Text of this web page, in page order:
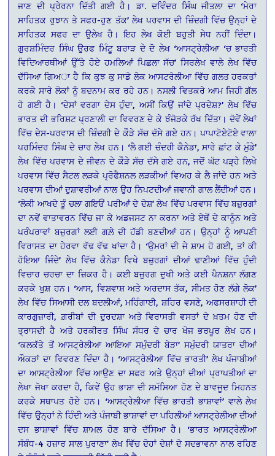
ਜਾਣ ਦੀ ਪ੍ਰੇਰਨਾ ਦਿੱਤੀ ਗਈ ਹੈ। ਡਾ. ਦਵਿੰਦਰ ਸਿੰਘ ਜੀਤਲਾ ਦਾ ‘ਮੇਰਾ
ਸਾਹਿਤਕ ਰੁਝਾਨ ਤੇ ਸਫਰ-ਹੁਣ ਤੱਕ’ ਲੇਖ ਪਰਵਾਸ ਦੀ ਜ਼ਿੰਦਗੀ ਵਿੱਚ ਉਨ੍ਹਾਂ ਦੇ
ਸਾਹਿਤਕ ਸਫਰ ਦਾ ਉਲੇਖ ਹੈ। ਇਹ ਲੇਖ ਕੋਈ ਬਹੁਤੀ ਸੇਧ ਨਹੀਂ ਦਿੰਦਾ।
ਗੁਰਸ਼ਮਿੰਦਰ ਸਿੰਘ ਉਰਫ ਮਿੰਟੂ ਬਰਾੜ ਦੇ ਦੋ ਲੇਖ ‘ਆਸਟ੍ਰੇਲੀਆ ‘ਚ ਭਾਰਤੀ
ਵਿਦਿਆਰਥੀਆਂ ਉੱਤੇ ਹੋਏ ਹਮਲਿਆਂ ਪਿਛਲਾ ਸੱਚ’ ਸਿਰਲੇਖ ਵਾਲੇ ਲੇਖ ਵਿੱਚ
ਦੱਸਿਆ ਗਿਅਾ ਹੈ ਕਿ ਕੁਝ ਕੁ ਸਾਡੇ ਲੋਕ ਆਸਟਰੇਲੀਆ ਵਿੱਚ ਗਲਤ ਹਰਕਤਾਂ
ਕਰਕੇ ਸਾਰੇ ਲੋਕਾਂ ਨੂੰ ਬਦਨਾਮ ਕਰ ਰਹੇ ਹਨ। ਨਸਲੀ ਵਿਤਕਰੇ ਆਮ ਜਿਹੀ ਗੱਲ
ਹੋ ਗਈ ਹੈ। ‘ਦੇਸਾਂ ਵਰਗਾ ਦੇਸ ਹੁੰਦਾ, ਅਸੀਂ ਕਿਉਂ ਜਾਂਦੇ ਪ੍ਰਦੇਸ਼?’ ਲੇਖ ਵਿੱਚ
ਭਾਰਤ ਦੀ ਭਰਿਸ਼ਟ ਪ੍ਰਣਾਲੀ ਦਾ ਵਿਵਰਣ ਦੇ ਕੇ ਝੰਜੋੜਕੇ ਰੱਖ ਦਿੱਤਾ। ਦੋਵੇਂ ਲੇਖਾਂ
ਵਿੱਚ ਦੇਸ-ਪਰਵਾਸ ਦੀ ਜ਼ਿੰਦਗੀ ਦੇ ਕੌੜੇ ਸੱਚ ਦੱਸੇ ਗਏ ਹਨ। ਪਾਪਾਟੋਏਟੋਏ ਵਾਲਾ
ਪਰਮਿੰਦਰ ਸਿੰਘ ਦੇ ਚਾਰ ਲੇਖ ਹਨ। ‘ਲੈ ਗਈ ਚੰਦਰੀ ਕੈਨੇਡਾ, ਸਾਰੇ ਛਾਂਟ ਕੇ ਮੁੰਡੇ’
ਲੇਖ ਵਿੱਚ ਪਰਵਾਸ ਦੇ ਜੀਵਨ ਦੇ ਕੌੜੇ ਸੱਚ ਦੱਸੇ ਗਏ ਹਨ, ਜਦੋਂ ਘੱਟ ਪੜ੍ਹੇ ਲਿਖੇ
ਪਰਵਾਸ ਵਿੱਚ ਸੈਟਲ ਲੜਕੇ ਪ੍ਰੋਫੈਸ਼ਨਲ ਲੜਕੀਆਂ ਵਿਅਹ ਕੇ ਲੈ ਜਾਂਦੇ ਹਨ ਅਤੇ
ਪਰਵਾਸ ਦੀਆਂ ਦੁਸ਼ਾਵਰੀਆਂ ਨਾਲ ਉਹ ਨਿਪਟਦੀਆਂ ਜਵਾਨੀ ਗਾਲ ਲੈਂਦੀਆਂ ਹਨ।
‘ਲੋਕੀ ਆਖਦੇ ਤੂੰ ਚਲਾ ਗਇਓਂ ਪਰੀਆਂ ਦੇ ਦੇਸ਼’ ਲੇਖ ਵਿੱਚ ਪਰਵਾਸ ਵਿੱਚ ਬਜ਼ੁਰਗਾਂ
ਦਾ ਨਵੇਂ ਵਾਤਾਵਰਨ ਵਿੱਚ ਜਾ ਕੇ ਅਡਜਸਟ ਨਾ ਕਰਨਾ ਅਤੇ ਏਥੋਂ ਦੇ ਕਾਨੂੰਨ ਅਤੇ
ਪਰੰਪਰਾਵਾਂ ਬਜ਼ੁਰਗਾਂ ਲਈ ਗਲ਼ੇ ਦੀ ਹੱਡੀ ਬਣਦੀਆਂ ਹਨ। ਉਨ੍ਹਾਂ ਨੂੰ ਆਪਣੀ
ਵਿਰਾਸਤ ਦਾ ਹੇਰਵਾ ਵੱਢ ਵੱਢ ਖਾਂਦਾ ਹੈ। ‘ਉਮਰਾਂ ਦੀ ਜੇ ਸ਼ਾਮ ਹੋ ਗਈ, ਤਾਂ ਕੀ
ਹੋਇਆ ਜਿੰਦੇ’ ਲੇਖ ਵਿੱਚ ਕੈਨੇਡਾ ਵਿਖੇ ਬਜ਼ੁਰਗਾਂ ਦੀਆਂ ਢਾਣੀਆਂ ਵਿੱਚ ਹੁੰਦੀ
ਵਿਚਾਰ ਚਰਚਾ ਦਾ ਜ਼ਿਕਰ ਹੈ। ਕਈ ਬਜ਼ੁਰਗ ਦੁਖੀ ਅਤੇ ਕਈ ਪੈਨਸ਼ਨਾ ਲੱਗਣ
ਕਰਕੇ ਖੁਸ਼ ਹਨ। ‘ਆਸ, ਵਿਸ਼ਵਾਸ਼ ਅਤੇ ਅਰਦਾਸ ਤੱਕ, ਸੀਮਤ ਹੋਣ ਲੱਗੇ ਲੋਕ’
ਲੇਖ ਵਿੱਚ ਸਿਆਸੀ ਦਲ ਬਦਲੀਆਂ, ਮਹਿੰਗਾਈ, ਸ਼ਹਿਰ ਵਸਣੇ, ਅਫਸਰਸ਼ਾਹੀ ਦੀ
ਕਾਰਗੁਜ਼ਾਰੀ, ਗ਼ਰੀਬਾਂ ਦੀ ਦੁਰਦਸ਼ਾ ਅਤੇ ਵਿਰਾਸਤੀ ਵਸਤਾਂ ਦੇ ਖ਼ਤਮ ਹੋਣ ਦੀ
ਤ੍ਰਾਸਦੀ ਹੈ ਅਤੇ ਹਰਕੀਰਤ ਸਿੰਘ ਸੰਧਰ ਦੇ ਚਾਰ ਖੋਜ ਭਰਪੂਰ ਲੇਖ ਹਨ।
‘ਕਲਕੱਤੇ ਤੋਂ ਆਸਟ੍ਰੇਲੀਆ ਆਇਆ ਸਮੁੰਦਰੀ ਬੇੜਾ’ ਸਮੁੰਦਰੀ ਯਾਤਰਾ ਦੀਆਂ
ਔਕੜਾਂ ਦਾ ਵਿਵਰਣ ਦਿੰਦਾ ਹੈ। ‘ਆਸਟ੍ਰੇਲੀਆ ਵਿੱਚ ਭਾਰਤੀ’ ਲੇਖ ਪੰਜਾਬੀਆਂ
ਦਾ ਆਸਟ੍ਰੇਲੀਆ ਵਿੱਚ ਆਉਣ ਦਾ ਸਫਰ ਅਤੇ ਉਨ੍ਹਾਂ ਦੀਆਂ ਪ੍ਰਾਪਤੀਆਂ ਦਾ
ਲੇਖਾ ਜੋਖਾ ਕਰਦਾ ਹੈ, ਕਿਵੇਂ ਉਹ ਭਾਸ਼ਾ ਦੀ ਸਮੱਸਿਆ ਹੋਣ ਦੇ ਬਾਵਜੂਦ ਮਿਹਨਤ
ਕਰਕੇ ਸਥਾਪਤ ਹੋਏ ਹਨ। ‘ਆਸਟ੍ਰੇਲੀਆ ਵਿੱਚ ਭਾਰਤੀ ਭਾਸ਼ਾਵਾਂ’ ਵਾਲੇ ਲੇਖ
ਵਿੱਚ ਉਨ੍ਹਾਂ ਨੇ ਹਿੰਦੀ ਅਤੇ ਪੰਜਾਬੀ ਭਾਸ਼ਾਵਾਂ ਦਾ ਪਹਿਲੀਆਂ ਆਸਟ੍ਰੇਲੀਆ ਦੀਆਂ
ਦਸ ਭਾਸ਼ਾਵਾਂ ਵਿੱਚ ਸ਼ਾਮਲ ਹੋਣ ਬਾਰੇ ਦੱਸਿਆ ਹੈ। ‘ਭਾਰਤ ਆਸਟ੍ਰੇਲੀਆ
ਸੰਬੰਧ-4 ਹਜ਼ਾਰ ਸਾਲ ਪੁਰਾਣਾ’ ਲੇਖ ਵਿੱਚ ਦੋਹਾਂ ਦੇਸ਼ਾਂ ਦੇ ਸਦਭਾਵਨਾ ਨਾਲ ਰਹਿਣ